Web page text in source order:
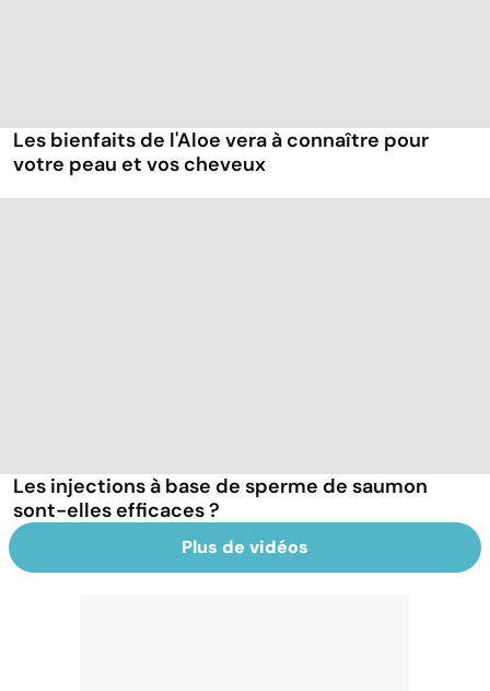
Les bienfaits de l'Aloe vera à connaître pour
votre peau et vos cheveux
Les injections à base de sperme de saumon
sont-elles efficaces ?
Plus de vidéos